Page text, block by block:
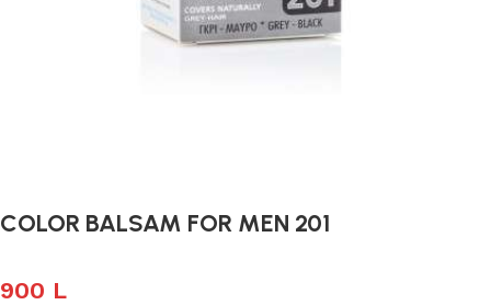
COLOR BALSAM FOR MEN 201
900 L